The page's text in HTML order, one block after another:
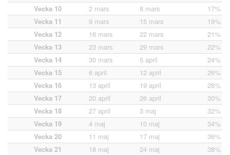
Vecka 10
2 mars 8 mars
17%
Vecka 11
9 mars 15 mars
19%
Vecka 12
16 mars 22 mars
21%
Vecka 13
23 mars 29 mars
22%
Vecka 14
30 mars 5 april
24%
Vecka 15
6 april 12 april
26%
Vecka 16
13 april 19 april
28%
Vecka 17
20 april 26 april
30%
Vecka 18
27 april 3 maj
32%
Vecka 19
4 maj 10 maj
34%
Vecka 20
11 maj 17 maj
36%
Vecka 21
18 maj 24 maj
38%